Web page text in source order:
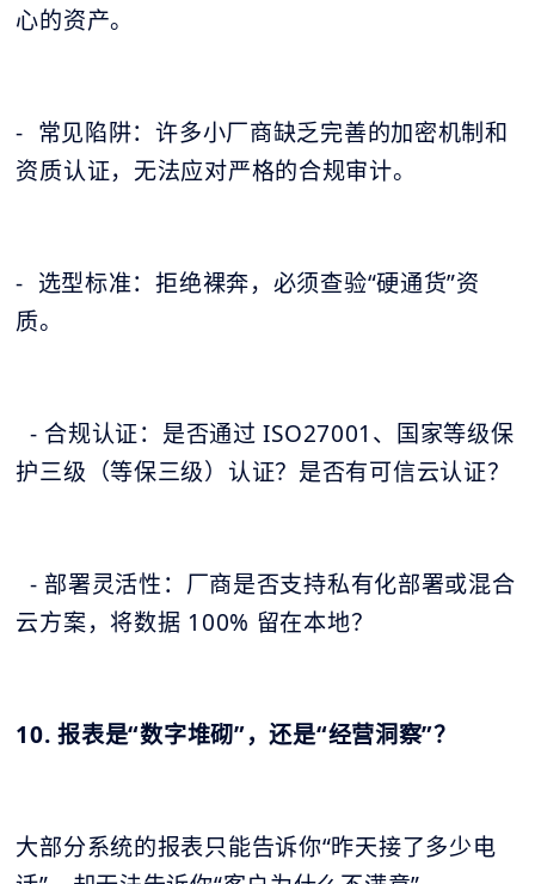
心的资产。
- 常见陷阱：许多小厂商缺乏完善的加密机制和
资质认证，无法应对严格的合规审计。
- 选型标准：拒绝裸奔，必须查验“硬通货”资
质。
- 合规认证：是否通过 ISO27001、国家等级保
护三级（等保三级）认证？是否有可信云认证？
- 部署灵活性：厂商是否支持私有化部署或混合
云方案，将数据 100% 留在本地？
10. 报表是“数字堆砌”，还是“经营洞察”？
大部分系统的报表只能告诉你“昨天接了多少电